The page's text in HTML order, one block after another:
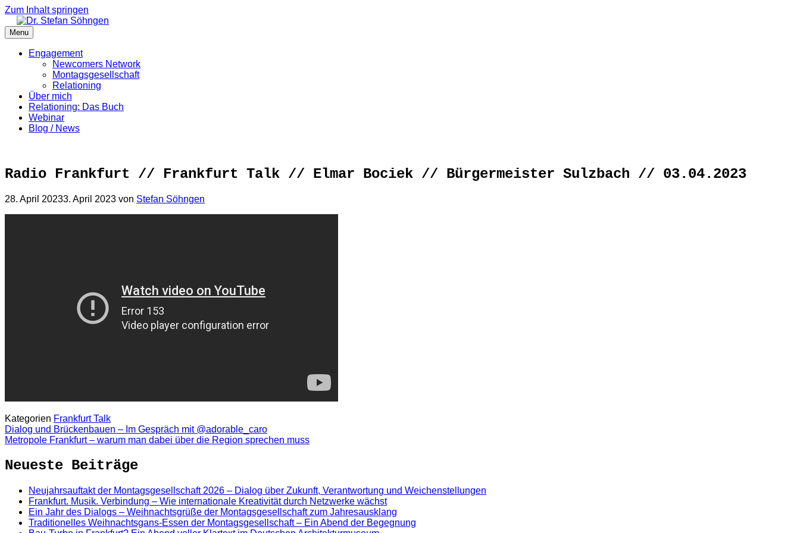
Zum Inhalt springen
Menu
Engagement
Newcomers Network
Montagsgesellschaft
Relationing
Über mich
Relationing: Das Buch
Webinar
Blog / News
Radio Frankfurt // Frankfurt Talk // Elmar Bociek // Bürgermeister Sulzbach // 03.04.2023
28. April 20233. April 2023 von Stefan Söhngen
Kategorien Frankfurt Talk
Dialog und Brückenbauen – Im Gespräch mit @adorable_caro
Metropole Frankfurt – warum man dabei über die Region sprechen muss
Neueste Beiträge
Neujahrsauftakt der Montagsgesellschaft 2026 – Dialog über Zukunft, Verantwortung und Weichenstellungen
Frankfurt. Musik. Verbindung – Wie internationale Kreativität durch Netzwerke wächst
Ein Jahr des Dialogs – Weihnachtsgrüße der Montagsgesellschaft zum Jahresausklang
Traditionelles Weihnachtsgans-Essen der Montagsgesellschaft – Ein Abend der Begegnung